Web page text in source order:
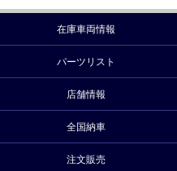
在庫車両情報
パーツリスト
店舗情報
全国納車
注文販売